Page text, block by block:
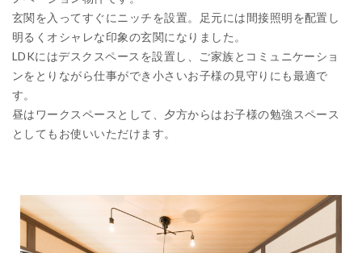
玄関を入ってすぐにニッチを設置。足元には間接照明を配置し
明るくオシャレな印象の玄関になりました。
LDKにはデスクスペースを設置し、ご家族とコミュニケーショ
ンをとりながら仕事ができ小さいお子様の見守りにも最適で
す。
昼はワークスペースとして、夕方からはお子様の勉強スペース
としてもお使いいただけます。